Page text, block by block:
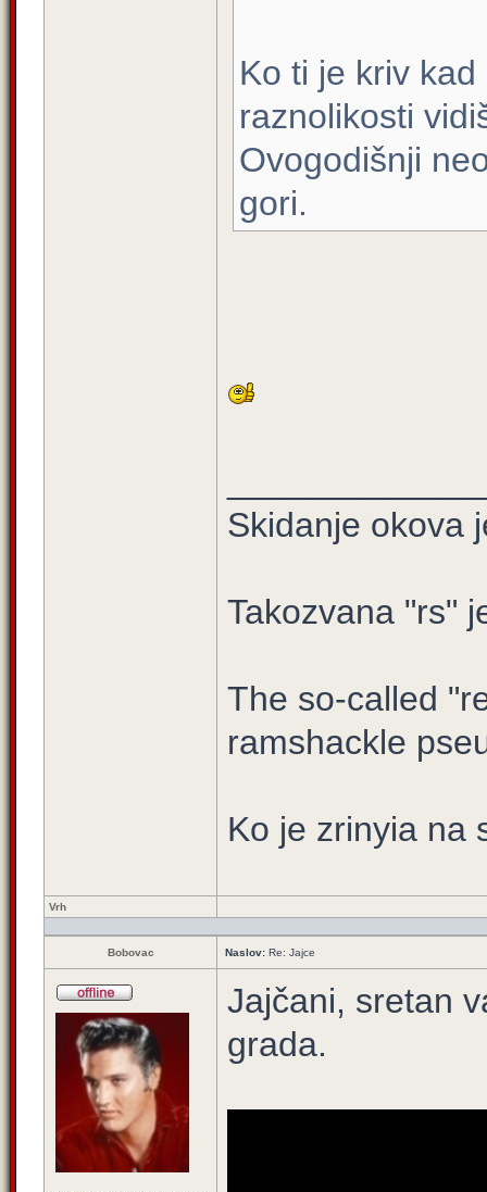
Ko ti je kriv
raznolikosti
Ovogodišnji
gori.
Skidanje okova
Takozvana "rs"
The so-called
ramshackle
Ko je zrinyia na
Vrh
Bobovac Naslov: Re: Jajce
Jajčani, sretan
grada.